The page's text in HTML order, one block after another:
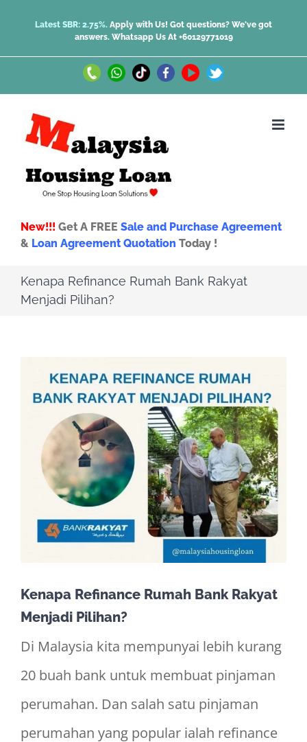
Latest SBR: 2.75%. Apply with Us! Got questions? We've got
answers. Whatsapp Us At +60129771019
Call
Whatsapp
TikTokFacebookYoutubeTwitter
New!!! Get A FREE Sale and Purchase Agreement
& Loan Agreement Quotation Today !
Kenapa Refinance Rumah Bank Rakyat
Menjadi Pilihan?
Kenapa Refinance Rumah Bank Rakyat
Menjadi Pilihan?
Di Malaysia kita mempunyai lebih kurang
20 buah bank untuk membuat pinjaman
perumahan. Dan salah satu pinjaman
perumahan yang popular ialah refinance